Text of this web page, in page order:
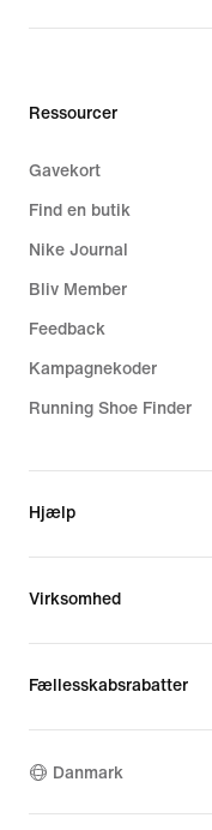
Ressourcer
Gavekort
Find en butik
Nike Journal
Bliv Member
Feedback
Kampagnekoder
Running Shoe Finder
Hjælp
Virksomhed
Fællesskabsrabatter
Danmark